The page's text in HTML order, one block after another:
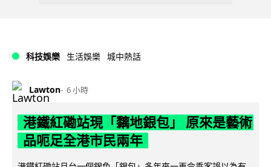
科技娛樂 生活娛樂 城中熱話
Lawton 6 小時
港鐵紅磡站現「黐地銀包」 原來是藝術
品呃足全港市民兩年